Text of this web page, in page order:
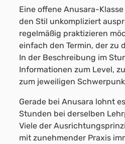
Eine offene Anusara-
den Stil unkompliziert
regelmäßig praktizieren
einfach den Termin, der zu
In der Beschreibung im
Informationen zum Level,
zum jeweiligen
Gerade bei Anusara lohnt
Stunden bei derselben
Viele der
mit zunehmender Praxis